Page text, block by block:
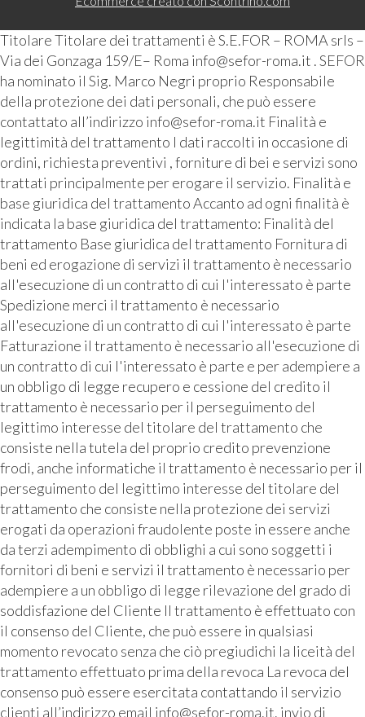
Titolare Titolare dei trattamenti è S.E.FOR – ROMA srls –
Via dei Gonzaga 159/E– Roma info@sefor-roma.it . SEFOR
ha nominato il Sig. Marco Negri proprio Responsabile
della protezione dei dati personali, che può essere
contattato all’indirizzo info@sefor-roma.it Finalità e
legittimità del trattamento I dati raccolti in occasione di
ordini, richiesta preventivi , forniture di bei e servizi sono
trattati principalmente per erogare il servizio. Finalità e
base giuridica del trattamento Accanto ad ogni finalità è
indicata la base giuridica del trattamento: Finalità del
trattamento Base giuridica del trattamento Fornitura di
beni ed erogazione di servizi il trattamento è necessario
all'esecuzione di un contratto di cui l'interessato è parte
Spedizione merci il trattamento è necessario
all'esecuzione di un contratto di cui l'interessato è parte
Fatturazione il trattamento è necessario all'esecuzione di
un contratto di cui l'interessato è parte e per adempiere a
un obbligo di legge recupero e cessione del credito il
trattamento è necessario per il perseguimento del
legittimo interesse del titolare del trattamento che
consiste nella tutela del proprio credito prevenzione
frodi, anche informatiche il trattamento è necessario per il
perseguimento del legittimo interesse del titolare del
trattamento che consiste nella protezione dei servizi
erogati da operazioni fraudolente poste in essere anche
da terzi adempimento di obblighi a cui sono soggetti i
fornitori di beni e servizi il trattamento è necessario per
adempiere a un obbligo di legge rilevazione del grado di
soddisfazione del Cliente Il trattamento è effettuato con
il consenso del Cliente, che può essere in qualsiasi
momento revocato senza che ciò pregiudichi la liceità del
trattamento effettuato prima della revoca La revoca del
consenso può essere esercitata contattando il servizio
clienti all’indirizzo email info@sefor-roma.it. invio di